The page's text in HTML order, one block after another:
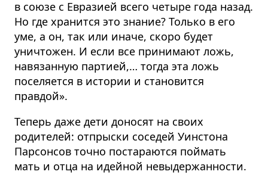
в союзе с Евразией всего четыре года назад.
Но где хранится это знание? Только в его
уме, а он, так или иначе, скоро будет
уничтожен. И если все принимают ложь,
навязанную партией,… тогда эта ложь
поселяется в истории и становится
правдой».
Теперь даже дети доносят на своих
родителей: отпрыски соседей Уинстона
Парсонсов точно постараются поймать
мать и отца на идейной невыдер­жанности.